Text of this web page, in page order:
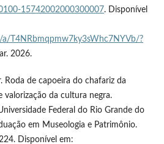
15742002000300007. Disponível
T4NRbmqpmw7ky3sWhc7NYVb/?
2026.
Roda de capoeira do chafariz da
valorização da cultura negra.
Federal do Rio Grande do
em Museologia e Patrimônio.
Disponível em: